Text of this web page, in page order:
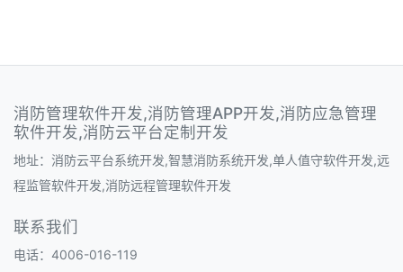
消防管理软件开发,消防管理APP开发,消防应急管理
软件开发,消防云平台定制开发
地址：消防云平台系统开发,智慧消防系统开发,单人值守软件开发,远
程监管软件开发,消防远程管理软件开发
联系我们
电话：4006-016-119